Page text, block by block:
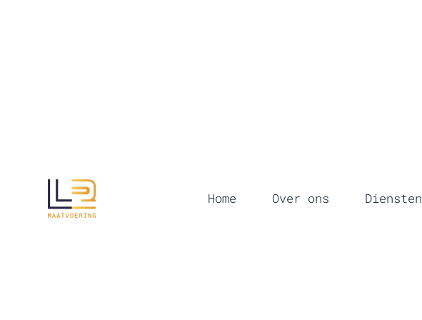
Home Over ons Diensten